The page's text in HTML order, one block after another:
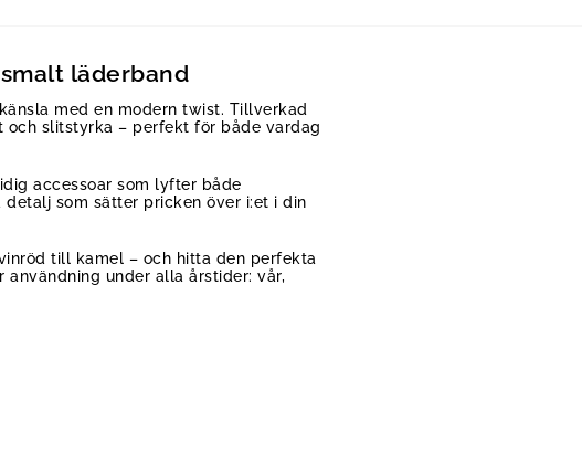
läderband
med en modern twist. Tillverkad
slitstyrka – perfekt för både vardag
accessoar som lyfter både
som sätter pricken över i:et i din
till kamel – och hitta den perfekta
under alla årstider: vår,